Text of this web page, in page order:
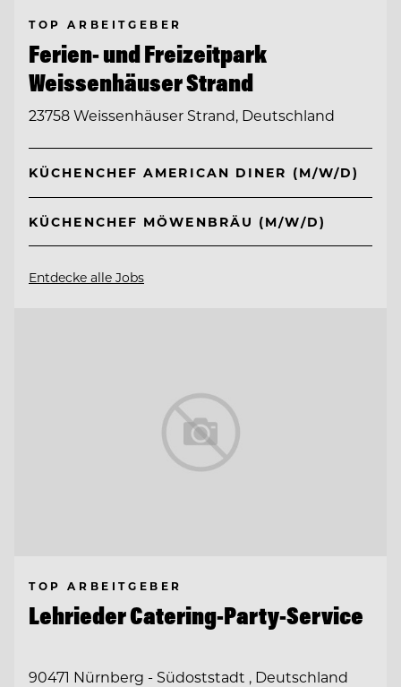
TOP ARBEITGEBER
Ferien- und Freizeitpark
Weissenhäuser Strand
23758 Weissenhäuser Strand, Deutschland
KÜCHENCHEF AMERICAN DINER (M/W/D)
KÜCHENCHEF MÖWENBRÄU (M/W/D)
Entdecke alle Jobs
TOP ARBEITGEBER
Lehrieder Catering-Party-Service
90471 Nürnberg - Südoststadt , Deutschland